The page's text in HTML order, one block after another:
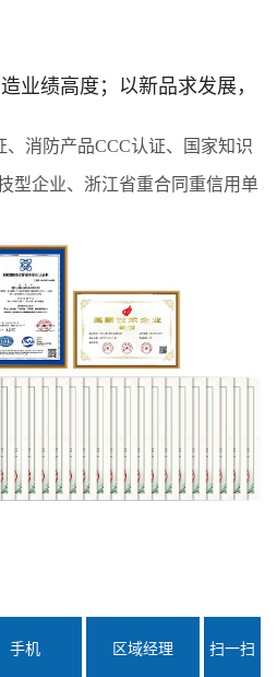
业绩高度；以新品求发展，
、消防产品CCC认证、国家知识
型企业、浙江省重合同重信用单
手机 区域经理 扫一扫